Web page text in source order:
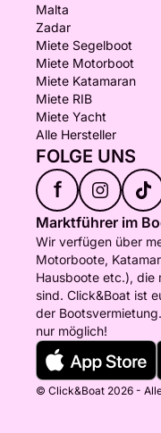
Malta
Zadar
Miete Segelboot
Miete Motorboot
Miete Katamaran
Miete RIB
Miete Yacht
Alle Hersteller
FOLGE UNS
f
Marktführer im
Wir verfügen über
Motorboote,
Hausboote etc.), die
sind. Click&Boat ist
der
nur möglich!
© Click&Boat 2026 -